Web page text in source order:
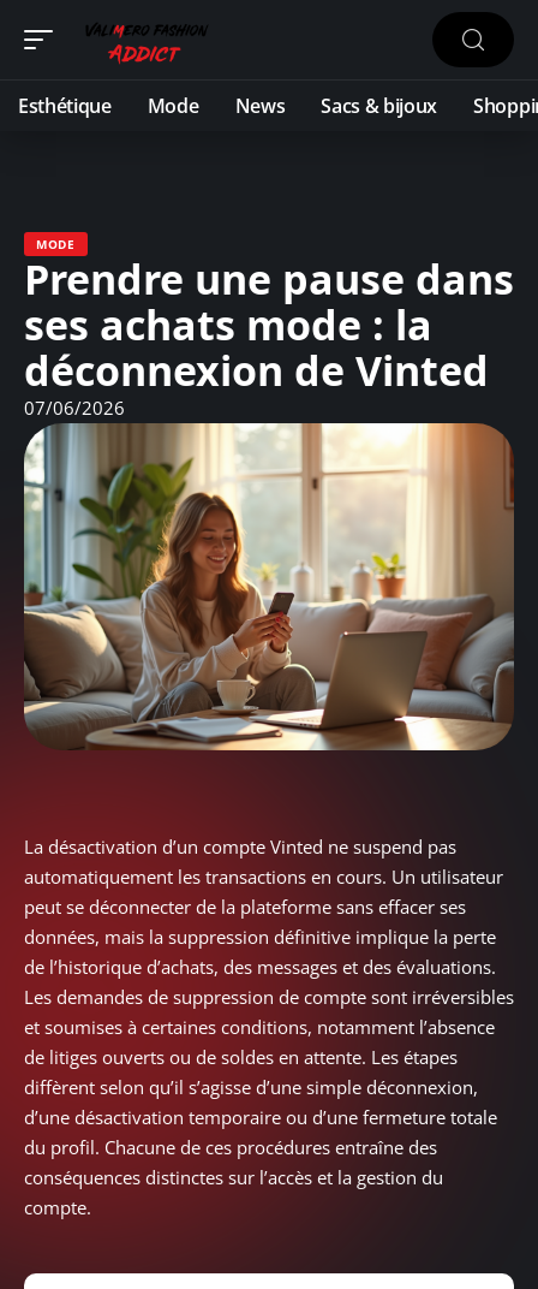
Esthétique Mode News Sacs & bijoux
MODE
Prendre une pause dans
ses achats mode : la
déconnexion de Vinted
07/06/2026
La désactivation d’un compte Vinted ne suspend pas
automatiquement les transactions en cours. Un utilisateur
peut se déconnecter de la plateforme sans effacer ses
données, mais la suppression définitive implique la perte
de l’historique d’achats, des messages et des évaluations.
Les demandes de suppression de compte sont irréversibles
et soumises à certaines conditions, notamment l’absence
de litiges ouverts ou de soldes en attente. Les étapes
diffèrent selon qu’il s’agisse d’une simple déconnexion,
d’une désactivation temporaire ou d’une fermeture totale
du profil. Chacune de ces procédures entraîne des
conséquences distinctes sur l’accès et la gestion du
compte.